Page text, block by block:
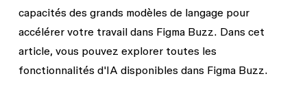
capacités des grands modèles de langage pour
accélérer votre travail dans Figma Buzz. Dans cet
article, vous pouvez explorer toutes les
fonctionnalités d'IA disponibles dans Figma Buzz.